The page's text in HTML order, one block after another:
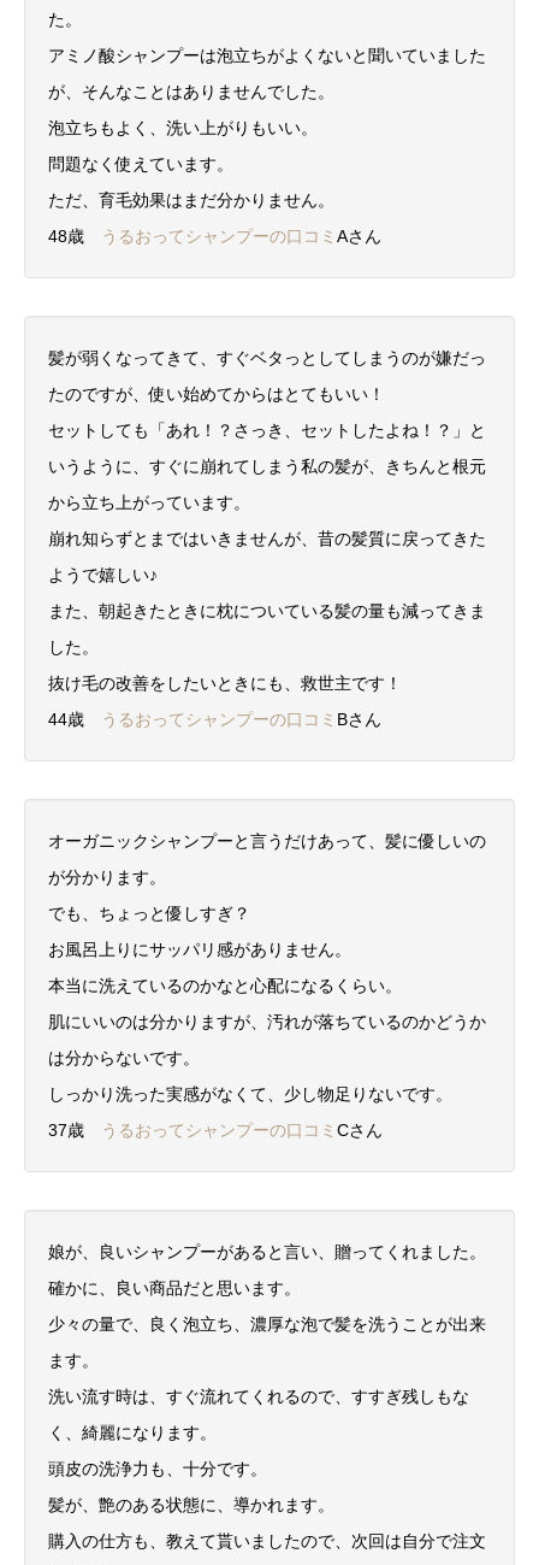
た。
アミノ酸シャンプーは泡立ちがよくないと聞いていました
が、そんなことはありませんでした。
泡立ちもよく、洗い上がりもいい。
問題なく使えています。
ただ、育毛効果はまだ分かりません。
48歳
うるおってシャンプーの口コミ Aさん
髪が弱くなってきて、すぐベタっとしてしまうのが嫌だっ
たのですが、使い始めてからはとてもいい！
セットしても「あれ！？さっき、セットしたよね！？」と
いうように、すぐに崩れてしまう私の髪が、きちんと根元
から立ち上がっています。
崩れ知らずとまではいきませんが、昔の髪質に戻ってきた
ようで嬉しい♪
また、朝起きたときに枕についている髪の量も減ってきま
した。
抜け毛の改善をしたいときにも、救世主です！
44歳
うるおってシャンプーの口コミ Bさん
オーガニックシャンプーと言うだけあって、髪に優しいの
が分かります。
でも、ちょっと優しすぎ？
お風呂上りにサッパリ感がありません。
本当に洗えているのかなと心配になるくらい。
肌にいいのは分かりますが、汚れが落ちているのかどうか
は分からないです。
しっかり洗った実感がなくて、少し物足りないです。
37歳
うるおってシャンプーの口コミ Cさん
娘が、良いシャンプーがあると言い、贈ってくれました。
確かに、良い商品だと思います。
少々の量で、良く泡立ち、濃厚な泡で髪を洗うことが出来
ます。
洗い流す時は、すぐ流れてくれるので、すすぎ残しもな
く、綺麗になります。
頭皮の洗浄力も、十分です。
髪が、艶のある状態に、導かれます。
購入の仕方も、教えて貰いましたので、次回は自分で注文